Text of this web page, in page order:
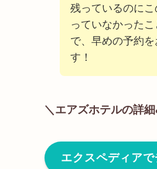
残っているのに
っていなかった
で、早めの予約を
す！
＼エアズホテルの詳
エクスペディアで